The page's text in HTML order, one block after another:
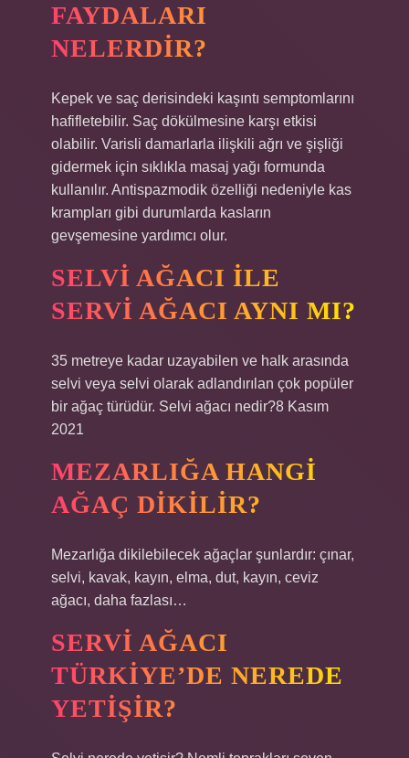
FAYDALARI
NELERDIR?
Kepek ve saç derisindeki kaşıntı semptomlarını
hafifletebilir. Saç dökülmesine karşı etkisi
olabilir. Varisli damarlarla ilişkili ağrı ve şişliği
gidermek için sıklıkla masaj yağı formunda
kullanılır. Antispazmodik özelliği nedeniyle kas
krampları gibi durumlarda kasların
gevşemesine yardımcı olur.
SELVI AĞACI ILE
SERVI AĞACI AYNI MI?
35 metreye kadar uzayabilen ve halk arasında
selvi veya selvi olarak adlandırılan çok popüler
bir ağaç türüdür. Selvi ağacı nedir?8 Kasım
2021
MEZARLIĞA HANGI
AĞAÇ DIKILIR?
Mezarlığa dikilebilecek ağaçlar şunlardır: çınar,
selvi, kavak, kayın, elma, dut, kayın, ceviz
ağacı, daha fazlası…
SERVI AĞACI
TÜRKIYE’DE NEREDE
YETIŞIR?